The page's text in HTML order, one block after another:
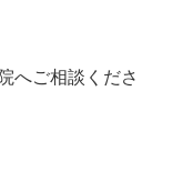
へご相談くださ